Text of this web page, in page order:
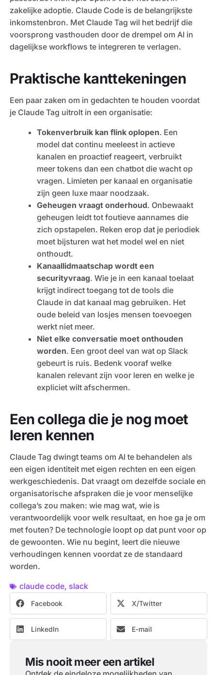
zakelijke adoptie. Claude Code is de belangrijkste
inkomstenbron. Met Claude Tag wil het bedrijf die
voorsprong vasthouden door de drempel om AI in
dagelijkse workflows te integreren te verlagen.
Praktische kanttekeningen
Een paar zaken om in gedachten te houden voordat
je Claude Tag uitrolt in een organisatie:
Tokenverbruik kan flink oplopen. Een
model dat continu meeleest in actieve
kanalen en proactief reageert, verbruikt
meer tokens dan een chatbot die wacht op
vragen. Limieten per kanaal en organisatie
zijn geen luxe maar noodzaak.
Geheugen vraagt onderhoud. Onbewaakt
geheugen leidt tot foutieve aannames die
zich opstapelen. Reken erop dat je periodiek
moet bijsturen wat het model wel en niet
onthoudt.
Kanaallidmaatschap wordt een
securityvraag. Wie je in een kanaal toelaat
krijgt indirect toegang tot de tools die
Claude in dat kanaal mag gebruiken. Het
oude beleid van losjes mensen toevoegen
werkt niet meer.
Niet elke conversatie moet onthouden
worden. Een groot deel van wat op Slack
gebeurt is ruis. Bedenk vooraf welke
kanalen relevant zijn voor leren en welke je
expliciet wilt afschermen.
Een collega die je nog moet
leren kennen
Claude Tag dwingt teams om AI te behandelen als
een eigen identiteit met eigen rechten en een eigen
werkgeschiedenis. Dat vraagt om dezelfde sociale en
organisatorische afspraken die je voor menselijke
collega’s zou maken: wie mag wat, wie is
verantwoordelijk voor welk resultaat, en hoe ga je om
met fouten? De technologie loopt op dat punt voor op
de gewoonten. Wie nu begint, leert die nieuwe
verhoudingen kennen voordat ze de standaard
worden.
claude code, slack
Facebook X/Twitter
LinkedIn E-mail
Mis nooit meer een artikel